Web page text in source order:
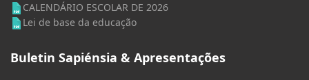
CALENDÁRIO ESCOLAR DE 2026
Lei de base da educação
Buletin Sapiénsia & Apresentações